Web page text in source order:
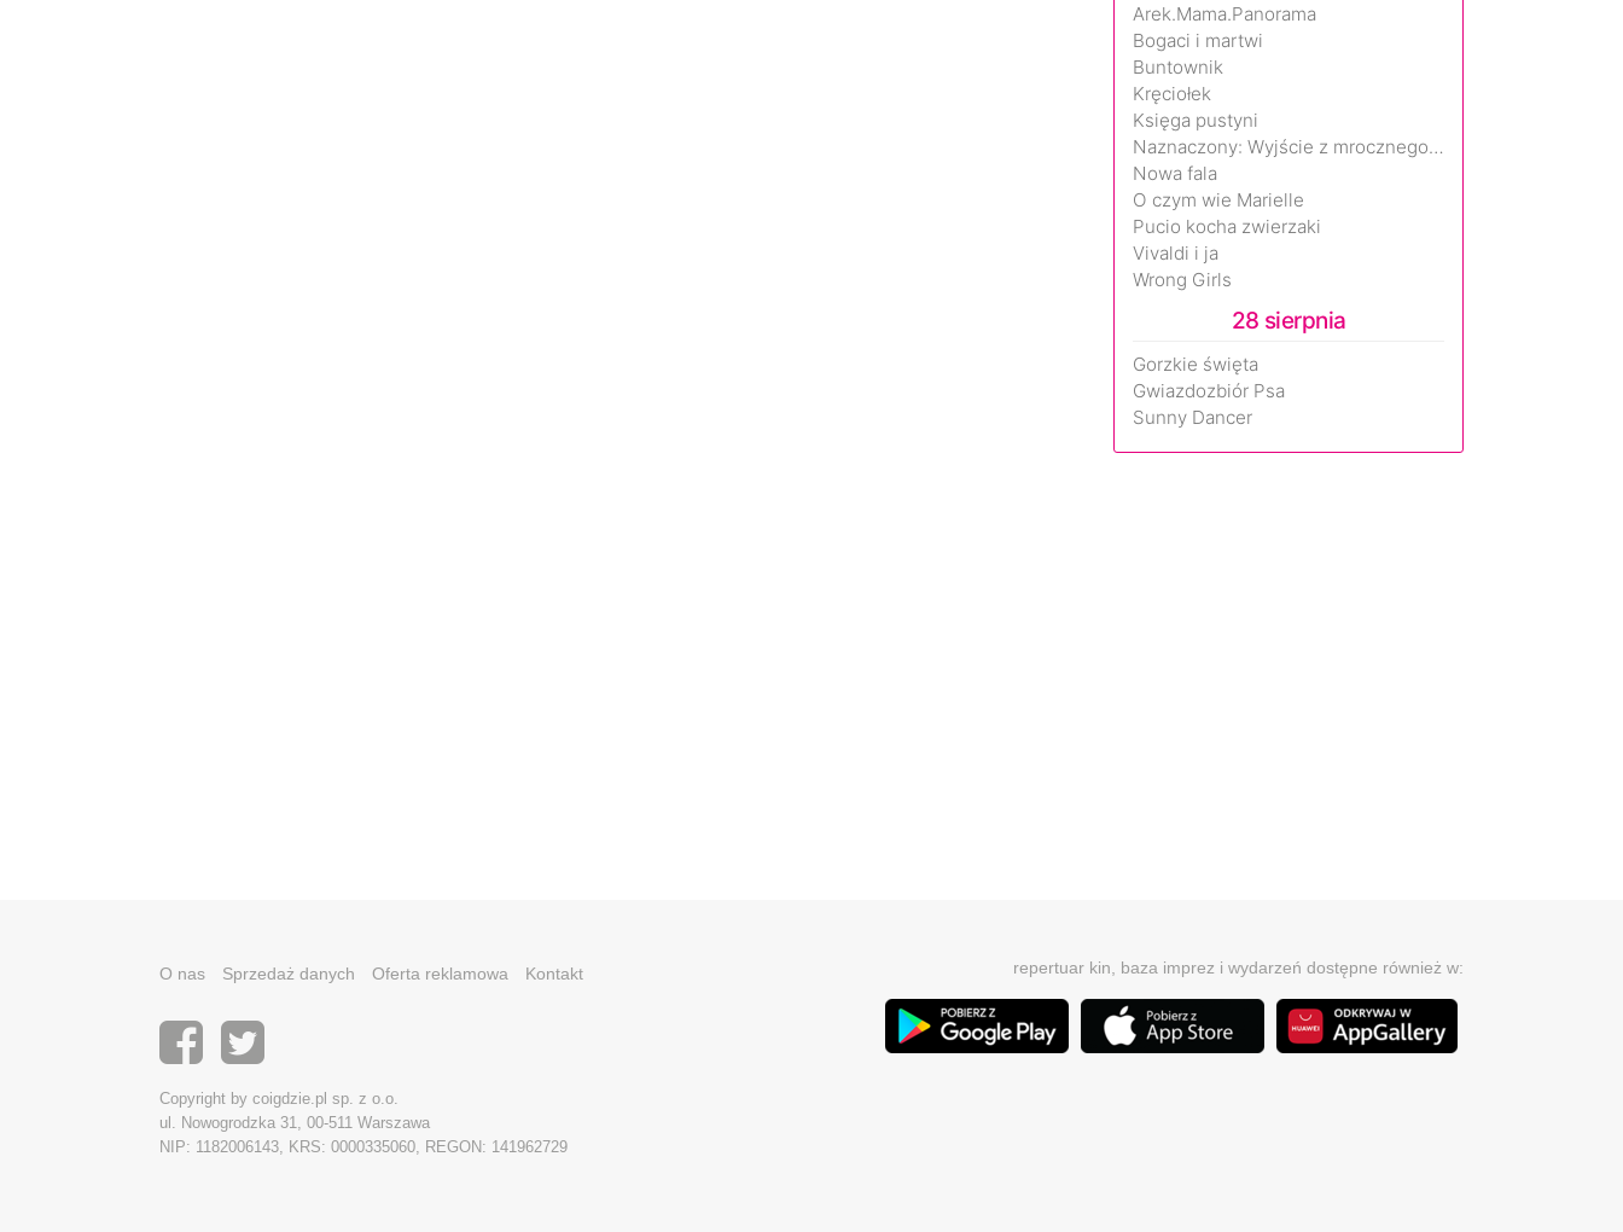
Arek.Mama.Panorama
Bogaci i martwi
Buntownik
Kręciołek
Księga pustyni
Naznaczony: Wyjście z mrocznego wymiaru
Nowa fala
O czym wie Marielle
Pucio kocha zwierzaki
Vivaldi i ja
Wrong Girls
28 sierpnia
Gorzkie święta
Gwiazdozbiór Psa
Sunny Dancer
O nas Sprzedaż danych Oferta reklamowa Kontakt
Copyright by coigdzie.pl sp. z o.o.
ul. Nowogrodzka 31, 00-511 Warszawa
NIP: 1182006143, KRS: 0000335060, REGON: 141962729
repertuar kin, baza imprez i wydarzeń dostępne również w: